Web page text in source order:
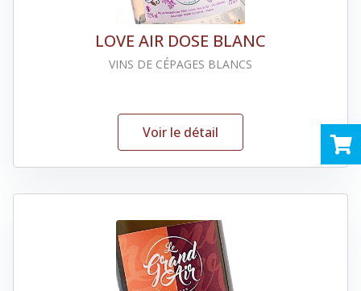
LOVE AIR DOSE BLANC
VINS DE CÉPAGES BLANCS
Voir le détail